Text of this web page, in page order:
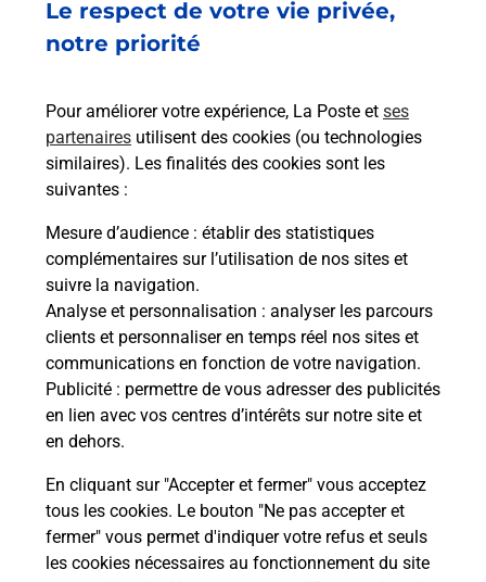
Le respect de votre vie privée,
notre priorité
Pour améliorer votre expérience, La Poste et ses
partenaires utilisent des cookies (ou technologies
similaires). Les finalités des cookies sont les
suivantes :
Mesure d’audience : établir des statistiques
complémentaires sur l’utilisation de nos sites et
suivre la navigation.
Analyse et personnalisation : analyser les parcours
clients et personnaliser en temps réel nos sites et
communications en fonction de votre navigation.
Publicité : permettre de vous adresser des publicités
en lien avec vos centres d’intérêts sur notre site et
en dehors.
En cliquant sur "Accepter et fermer" vous acceptez
tous les cookies. Le bouton "Ne pas accepter et
fermer" vous permet d'indiquer votre refus et seuls
les cookies nécessaires au fonctionnement du site
Acheter un iPhone neuf ou reconditionné
Vous recherchez un smartphone pas cher proche
de chez vous ? Découvrez notre offre de
téléphones iPhone Apple dans vos bureaux de
Poste à EPERNAY BERNON (51200) !
En savoir plus
Questions fréquemment posées